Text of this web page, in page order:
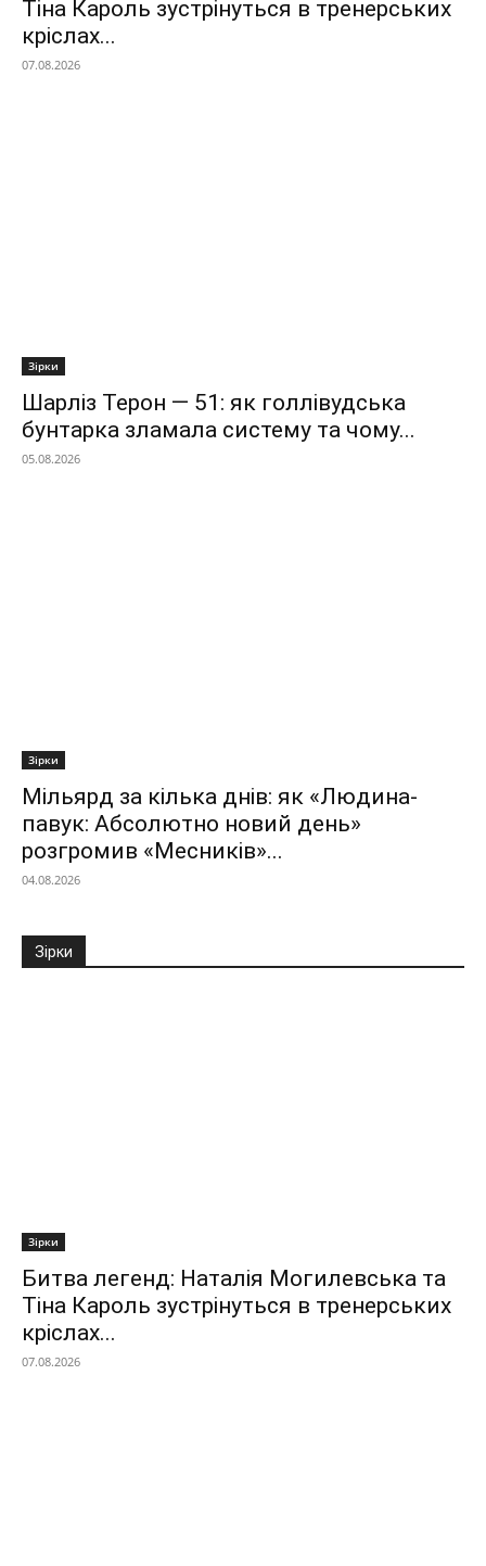
Тіна Кароль зустрінуться в тренерських
кріслах...
07.08.2026
Зірки
Шарліз Терон — 51: як голлівудська
бунтарка зламала систему та чому...
05.08.2026
Зірки
Мільярд за кілька днів: як «Людина-
павук: Абсолютно новий день»
розгромив «Месників»...
04.08.2026
Зірки
Зірки
Битва легенд: Наталія Могилевська та
Тіна Кароль зустрінуться в тренерських
кріслах...
07.08.2026